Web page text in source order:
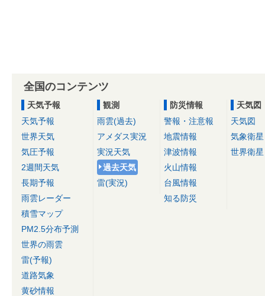
全国のコンテンツ
天気予報
天気予報
世界天気
気圧予報
2週間天気
長期予報
雨雲レーダー
積雪マップ
PM2.5分布予測
世界の雨雲
雷(予報)
道路気象
黄砂情報
観測
雨雲(過去)
アメダス実況
実況天気
過去天気
雷(実況)
防災情報
警報・注意報
地震情報
津波情報
火山情報
台風情報
知る防災
天気図
天気図
気象衛星
世界衛星